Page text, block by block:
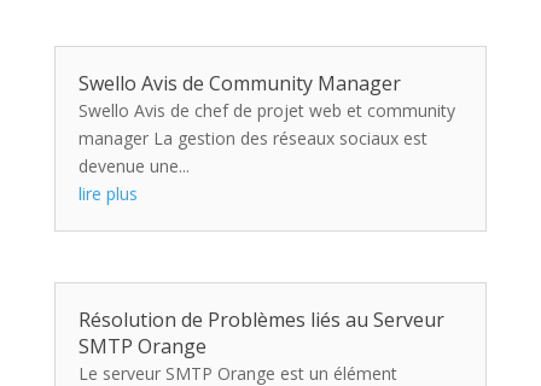
Swello Avis de Community Manager
Swello Avis de chef de projet web et community
manager La gestion des réseaux sociaux est
devenue une...
lire plus
Résolution de Problèmes liés au Serveur
SMTP Orange
Le serveur SMTP Orange est un élément